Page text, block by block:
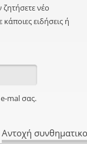
νέο
ειδήσεις ή
mal σας.
Αντοχή